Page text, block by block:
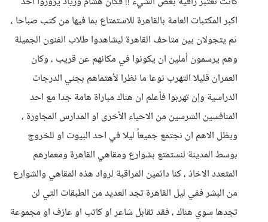
اكبر المكتبات العامة بالقاهرة للاستمتاع بما فيها من كتب صباحا ،
ثم يتجولان بين متاحف القاهرة ليشاهدوا طلاب الفنون الجميلة
وهم يرسمون أملين ان يكونوا في مكانهم عن قريب ، وكان
العمران قليلا التهرب نوعا ما نظرا لأهتماهم بجني الدرجات
الدراسية وإن تهربوا فأعلم ان هناك مباراة هامة جدا مع احد
المنافسين الشرسين من الاحياء الأخرى او المدارس المجاورة ،
ويظل الاهم ان نجتمع جميعاً ليلا في احد البيوت او للخروج
بوسط المدينة لنستمتع بشوارع ومقاهي القاهرة ومعمارهم
المتعدد الاخاذ ، كنا دائمين المراقبة لرواد هذه المقاهي والشوارع
من البشر ففي ليل القاهرة تجد العديد من الطبقات التي لن
تجدها سوي هناك ، فقد تقابل شاعر او كاتب او عازف او مجموعة